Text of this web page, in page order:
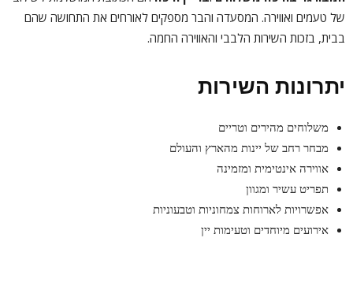
של טעמים ואווירה. המסעדה והבר מספקים לאורחים את התחושה שהם
בבית, בזכות השירות הלבבי והאווירה החמה.
יתרונות השירות
משלוחים מהירים וטריים
מבחר רחב של יינות מהארץ והעולם
אווירה אינטימית ומזמינה
תפריט עשיר ומגוון
אפשרויות לארוחות צמחוניות וטבעוניות
אירועים מיוחדים וטעימות יין